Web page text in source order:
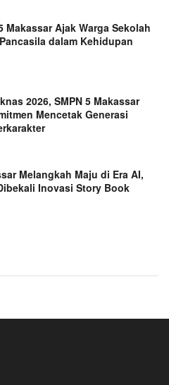
Makassar Ajak Warga Sekolah
dalam Kehidupan
2026, SMPN 5 Makassar
Mencetak Generasi
Melangkah Maju di Era AI,
Inovasi Story Book